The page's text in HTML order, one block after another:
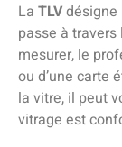
La TLVdésigne
passe à
mesurer, le
ou d’une carte
la vitre, il peut
vitrage est